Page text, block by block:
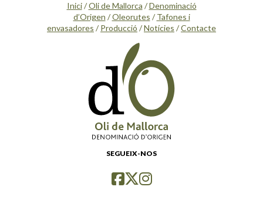
Inici/Oli de Mallorca /Denominació
d’Origen /Oleorutes / Tafones i
envasadores / Producció /Notícies /Contacte
SEGUEIX-NOS